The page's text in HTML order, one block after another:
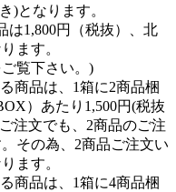
)となります。
1,800円（税抜）、北
ます。
ご覧下さい。)
商品は、1箱に2商品梱
）あたり1,500円(税抜
注文でも、2商品のご注
その為、2商品ご注文い
ます。
商品は、1箱に4商品梱